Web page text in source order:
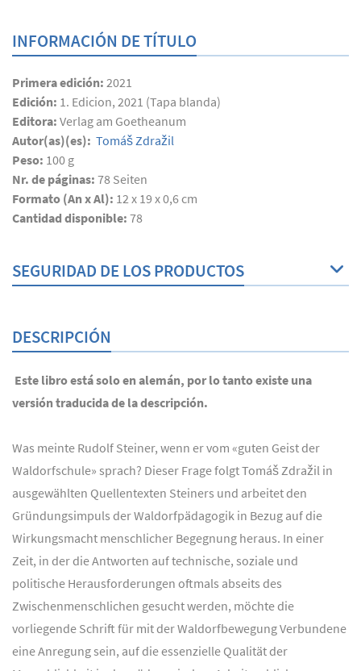
INFORMACIÓN DE TÍTULO
Primera edición: 2021
Edición: 1. Edicion, 2021 (Tapa blanda)
Editora: Verlag am Goetheanum
Autor(as)(es): Tomáš Zdražil
Peso: 100 g
Nr. de páginas: 78 Seiten
Formato (An x Al): 12 x 19 x 0,6 cm
Cantidad disponible: 78
SEGURIDAD DE LOS PRODUCTOS
DESCRIPCIÓN
Este libro está solo en alemán, por lo tanto existe una
versión traducida de la descripción.
Was meinte Rudolf Steiner, wenn er vom «guten Geist der
Waldorfschule» sprach? Dieser Frage folgt Tomáš Zdražil in
ausgewählten Quellentexten Steiners und arbeitet den
Gründungsimpuls der Waldorfpädagogik in Bezug auf die
Wirkungsmacht menschlicher Begegnung heraus. In einer
Zeit, in der die Antworten auf technische, soziale und
politische Herausforderungen oftmals abseits des
Zwischenmenschlichen gesucht werden, möchte die
vorliegende Schrift für mit der Waldorfbewegung Verbundene
eine Anregung sein, auf die essenzielle Qualität der